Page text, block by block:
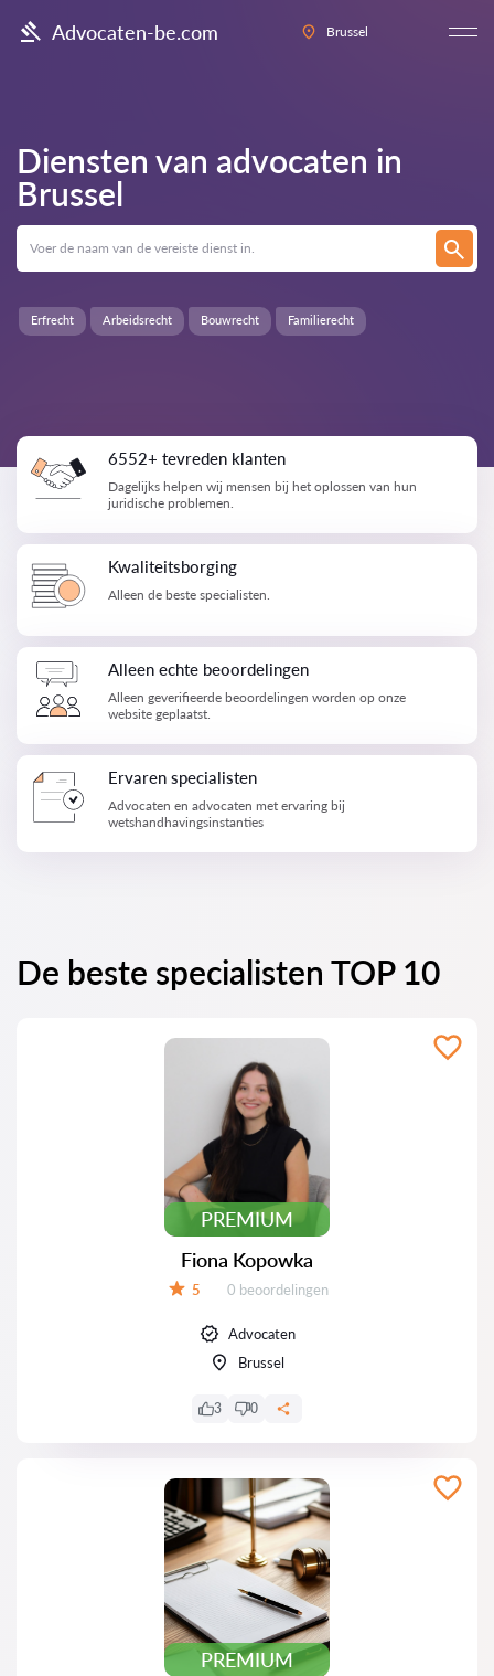
Advocaten-be.com Brussel
Diensten van advocaten in
Brussel
Familierecht
Erfrecht Arbeidsrecht Bouwrecht
6552+ tevreden klanten
Dagelijks helpen wij mensen bij het oplossen van hun
juridische problemen.
Kwaliteitsborging
Alleen de beste specialisten.
Alleen echte beoordelingen
Alleen geverifieerde beoordelingen worden op onze
website geplaatst.
Ervaren specialisten
Advocaten en advocaten met ervaring bij
wetshandhavingsinstanties
De beste specialisten TOP 10
PREMIUM
Fiona Kopowka
5 Beoordelingen:
0 beoordelingen
Advocaten
Brussel
3 0
PREMIUM